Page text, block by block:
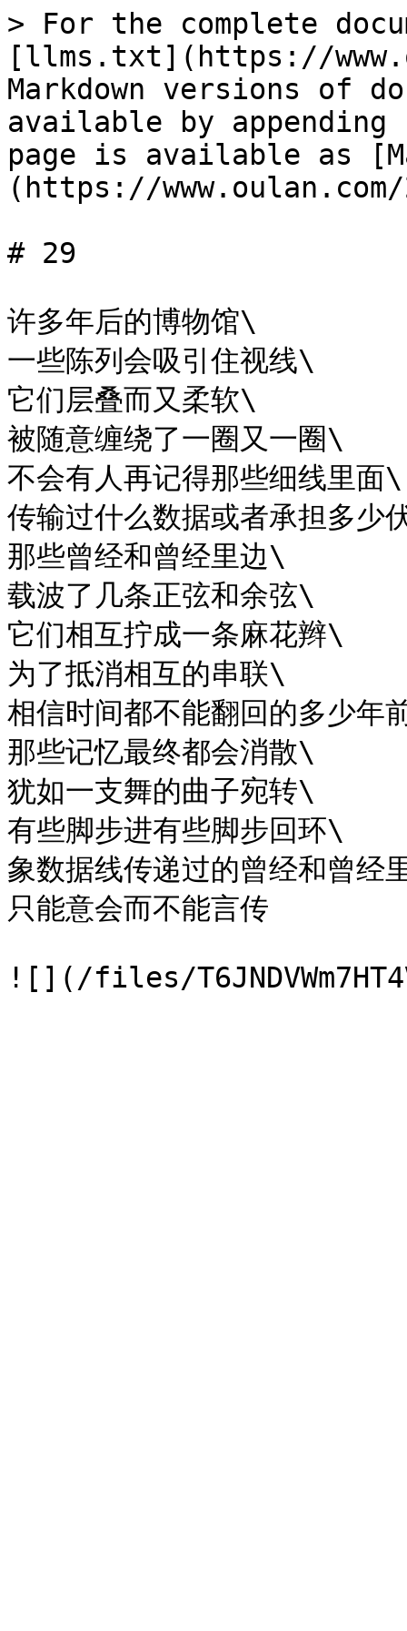
> For the complete
[llms.txt](https://
Markdown versions of
available by
page is available as
(https://
# 29
许多年后的博物馆\
一些陈列会吸引住视线\
它们层叠而又柔软\
被随意缠绕了一圈又一圈\
不会有人再记得那些细线里面\
传输过什么数据或者承担多少
那些曾经和曾经里边\
载波了几条正弦和余弦\
它们相互拧成一条麻花辫\
为了抵消相互的串联\
相信时间都不能翻回的多少年
那些记忆最终都会消散\
犹如一支舞的曲子宛转\
有些脚步进有些脚步回环\
象数据线传递过的曾经和曾经
只能意会而不能言传